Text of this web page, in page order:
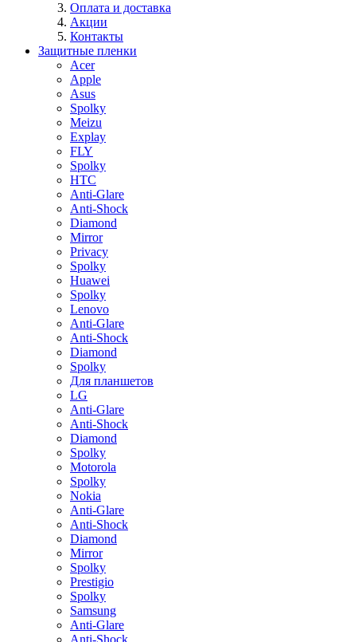
Оплата и доставка
Акции
Контакты
Защитные пленки
Acer
Apple
Asus
Spolky
Meizu
Explay
FLY
Spolky
HTC
Anti-Glare
Anti-Shock
Diamond
Mirror
Privacy
Spolky
Huawei
Spolky
Lenovo
Anti-Glare
Anti-Shock
Diamond
Spolky
Для планшетов
LG
Anti-Glare
Anti-Shock
Diamond
Spolky
Motorola
Spolky
Nokia
Anti-Glare
Anti-Shock
Diamond
Mirror
Spolky
Prestigio
Spolky
Samsung
Anti-Glare